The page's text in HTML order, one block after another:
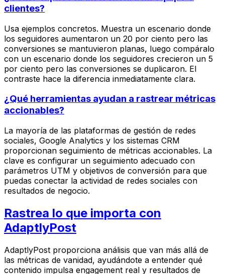
clientes?
Usa ejemplos concretos. Muestra un escenario donde
los seguidores aumentaron un 20 por ciento pero las
conversiones se mantuvieron planas, luego compáralo
con un escenario donde los seguidores crecieron un 5
por ciento pero las conversiones se duplicaron. El
contraste hace la diferencia inmediatamente clara.
¿Qué herramientas ayudan a rastrear métricas
accionables?
La mayoría de las plataformas de gestión de redes
sociales, Google Analytics y los sistemas CRM
proporcionan seguimiento de métricas accionables. La
clave es configurar un seguimiento adecuado con
parámetros UTM y objetivos de conversión para que
puedas conectar la actividad de redes sociales con
resultados de negocio.
Rastrea lo que importa con
AdaptlyPost
AdaptlyPost proporciona análisis que van más allá de
las métricas de vanidad, ayudándote a entender qué
contenido impulsa engagement real y resultados de